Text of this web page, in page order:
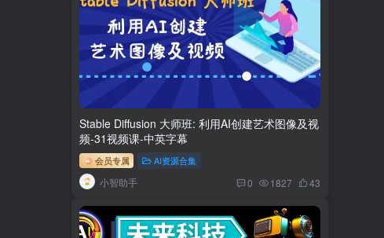
Stable Diffusion 大师班: 利用AI创建艺术图像及视
频-31视频课-中英字幕
会员专属 AI资源合集
小智助手 0 1827 43